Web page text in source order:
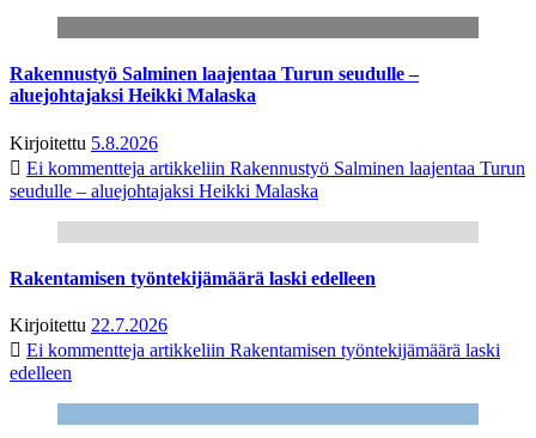
Rakennustyö Salminen laajentaa Turun seudulle –
aluejohtajaksi Heikki Malaska
Kirjoitettu 5.8.2026
Ei kommentteja artikkeliin Rakennustyö Salminen laajentaa Turun
seudulle – aluejohtajaksi Heikki Malaska
Rakentamisen työntekijämäärä laski edelleen
Kirjoitettu 22.7.2026
Ei kommentteja artikkeliin Rakentamisen työntekijämäärä laski
edelleen